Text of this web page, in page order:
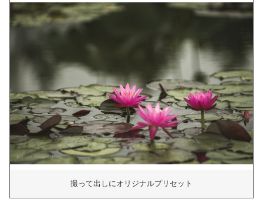
撮って出しにオリジナルプリセット